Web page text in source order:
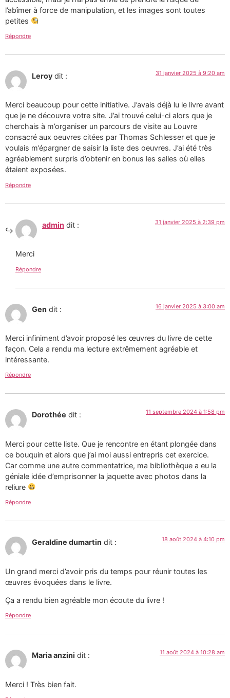
l’abîmer à force de manipulation, et les images sont toutes
petites
Répondre
Leroy dit : 31 janvier 2025 à 9:20 am
Merci beaucoup pour cette initiative. J’avais déjà lu le livre avant
que je ne découvre votre site. J’ai trouvé celui-ci alors que je
cherchais à m’organiser un parcours de visite au Louvre
consacré aux oeuvres citées par Thomas Schlesser et que je
voulais m’épargner de saisir la liste des oeuvres. J’ai été très
agréablement surpris d’obtenir en bonus les salles où elles
étaient exposées.
Répondre
admin dit : 31 janvier 2025 à 2:39 pm
Merci
Répondre
Gen dit : 16 janvier 2025 à 3:00 am
Merci infiniment d’avoir proposé les œuvres du livre de cette
façon. Cela a rendu ma lecture extrêmement agréable et
intéressante.
Répondre
Dorothée dit : 11 septembre 2024 à 1:58 pm
Merci pour cette liste. Que je rencontre en étant plongée dans
ce bouquin et alors que j’ai moi aussi entrepris cet exercice.
Car comme une autre commentatrice, ma bibliothèque a eu la
géniale idée d’emprisonner la jaquette avec photos dans la
reliure
Répondre
Geraldine dumartin dit : 18 août 2024 à 4:10 pm
Un grand merci d’avoir pris du temps pour réunir toutes les
œuvres évoquées dans le livre.
Ça a rendu bien agréable mon écoute du livre !
Répondre
Maria anzini dit : 11 août 2024 à 10:28 am
Merci ! Très bien fait.